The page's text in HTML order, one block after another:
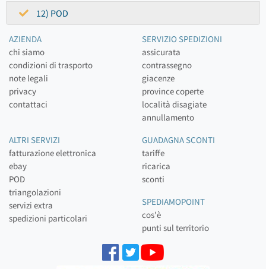
12) POD
AZIENDA
chi siamo
condizioni di trasporto
note legali
privacy
contattaci
SERVIZIO SPEDIZIONI
assicurata
contrassegno
giacenze
province coperte
località disagiate
annullamento
ALTRI SERVIZI
fatturazione elettronica
ebay
POD
triangolazioni
servizi extra
spedizioni particolari
GUADAGNA SCONTI
tariffe
ricarica
sconti
SPEDIAMOPOINT
cos'è
punti sul territorio